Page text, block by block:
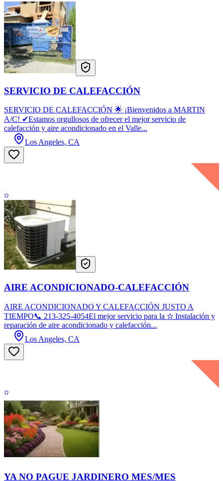
SERVICIO DE CALEFACCIÓN
SERVICIO DE CALEFACCIÓN 🌟 ¡Bienvenidos a MARTIN
A/C! ✔Estamos orgullosos de ofrecer el mejor servicio de
calefacción y aire acondicionado en el Valle...
Los Angeles, CA
AIRE ACONDICIONADO-CALEFACCIÓN
AIRE ACONDICIONADO Y CALEFACCIÓN JUSTO A
TIEMPO📞 213-325-4054El mejor servicio para la ✫ Instalación y
reparación de aire acondicionado y calefacción...
Los Angeles, CA
YA NO PAGUE JARDINERO MES/MES